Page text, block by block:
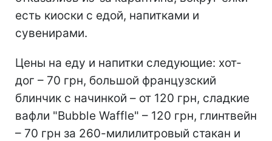
есть киоски с едой, напитками и
сувенирами.
Цены на еду и напитки следующие: хот-
дог – 70 грн, большой французский
блинчик с начинкой – от 120 грн, сладкие
вафли "Bubble Waffle" – 120 грн, глинтвейн
– 70 грн за 260-милилитровый стакан и